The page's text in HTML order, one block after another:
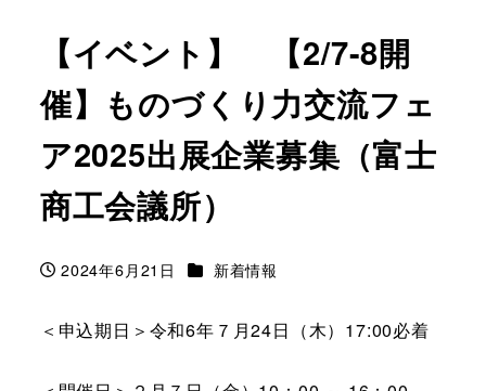
【イベント】 【2/7-8開
催】ものづくり力交流フェ
ア2025出展企業募集（富士
商工会議所）
投稿日
2024年6月21日 カテゴリー
新着情報
＜申込期日＞令和6年７月24日（木）17:00必着